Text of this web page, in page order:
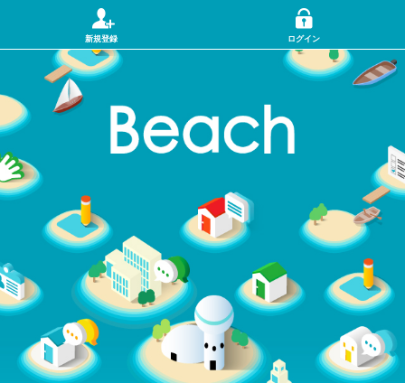
新規登録 ログイン